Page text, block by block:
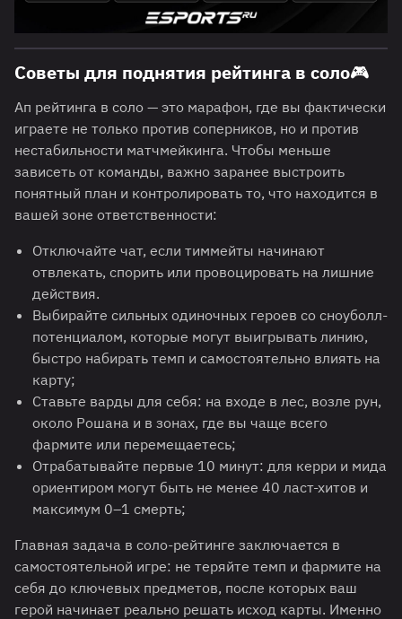
Советы для поднятия рейтинга в соло🎮
Ап рейтинга в соло — это марафон, где вы фактически
играете не только против соперников, но и против
нестабильности матчмейкинга. Чтобы меньше
зависеть от команды, важно заранее выстроить
понятный план и контролировать то, что находится в
вашей зоне ответственности:
Отключайте чат, если тиммейты начинают
отвлекать, спорить или провоцировать на лишние
действия.
Выбирайте сильных одиночных героев со сноуболл-
потенциалом, которые могут выигрывать линию,
быстро набирать темп и самостоятельно влиять на
карту;
Ставьте варды для себя: на входе в лес, возле рун,
около Рошана и в зонах, где вы чаще всего
фармите или перемещаетесь;
Отрабатывайте первые 10 минут: для керри и мида
ориентиром могут быть не менее 40 ласт-хитов и
максимум 0–1 смерть;
Главная задача в соло-рейтинге заключается в
самостоятельной игре: не теряйте темп и фармите на
себя до ключевых предметов, после которых ваш
герой начинает реально решать исход карты. Именно